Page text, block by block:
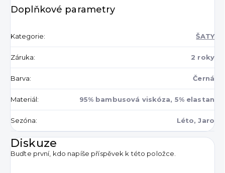
Doplňkové parametry
Kategorie: ŠATY
Záruka: 2 roky
Barva: Černá
Materiál: 95% bambusová viskóza, 5% elastan
Sezóna: Léto, Jaro
Diskuze
Buďte první, kdo napíše příspěvek k této položce.